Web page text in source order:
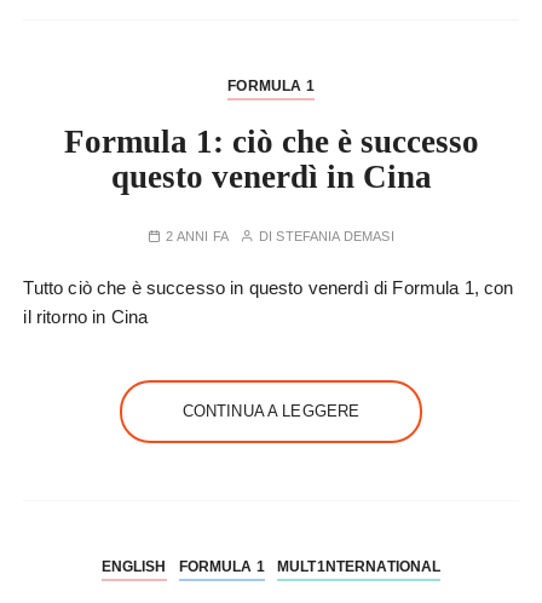
FORMULA 1
Formula 1: ciò che è successo
questo venerdì in Cina
2 ANNI FA DISTEFANIA DEMASI
Tutto ciò che è successo in questo venerdì di Formula 1, con
il ritorno in Cina
CONTINUA A LEGGERE
ENGLISH FORMULA 1 MULT1NTERNATIONAL